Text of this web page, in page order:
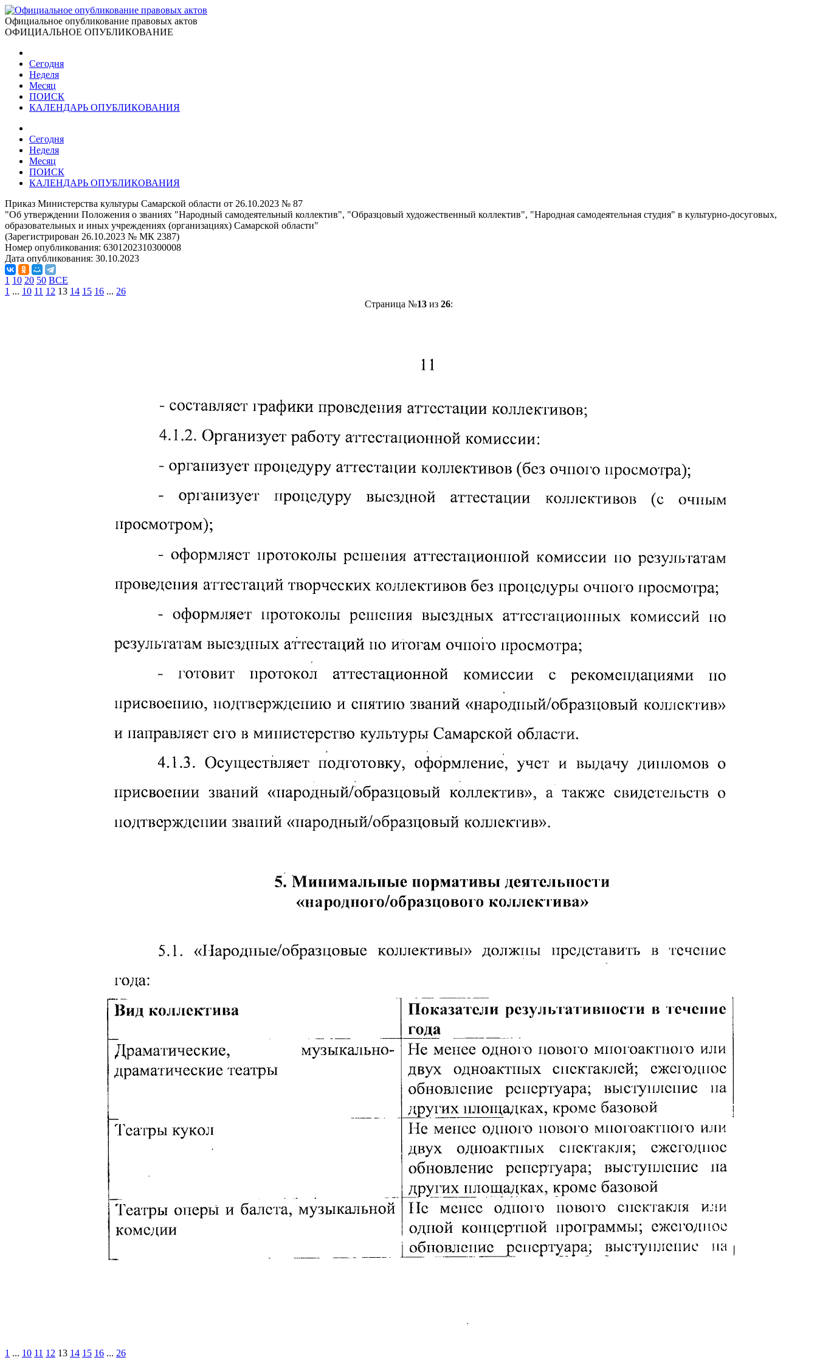
Официальное опубликование правовых актов
ОФИЦИАЛЬНОЕ ОПУБЛИКОВАНИЕ
Сегодня
Неделя
Месяц
ПОИСК
КАЛЕНДАРЬ ОПУБЛИКОВАНИЯ
Сегодня
Неделя
Месяц
ПОИСК
КАЛЕНДАРЬ ОПУБЛИКОВАНИЯ
Приказ Министерства культуры Самарской области от 26.10.2023 № 87
"Об утверждении Положения о званиях "Народный самодеятельный коллектив", "Образцовый художественный коллектив", "Народная самодеятельная студия" в культурно-досуговых,
образовательных и иных учреждениях (организациях) Самарской области"
(Зарегистрирован 26.10.2023 № МК 2387)
Номер опубликования: 6301202310300008
Дата опубликования: 30.10.2023
1 10 20 50 ВСЕ
1 ... 10 11 12 13 14 15 16 ... 26
Страница №13из 26:
1 ... 10 11 12 13 14 15 16 ... 26